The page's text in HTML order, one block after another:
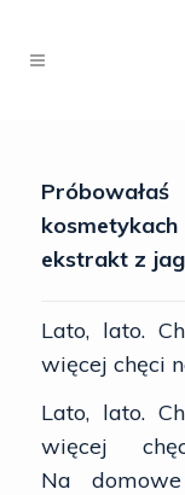
ekstrakt z
Lato, lato.
więcej chęci
Lato, lato.
więcej
Na